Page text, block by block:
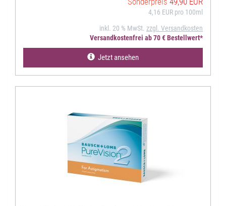
4,16 EUR pro 100ml
inkl. 20 % MwSt. zzgl. Versandkosten
Versandkostenfrei ab 70 € Bestellwert*
Jetzt ansehen